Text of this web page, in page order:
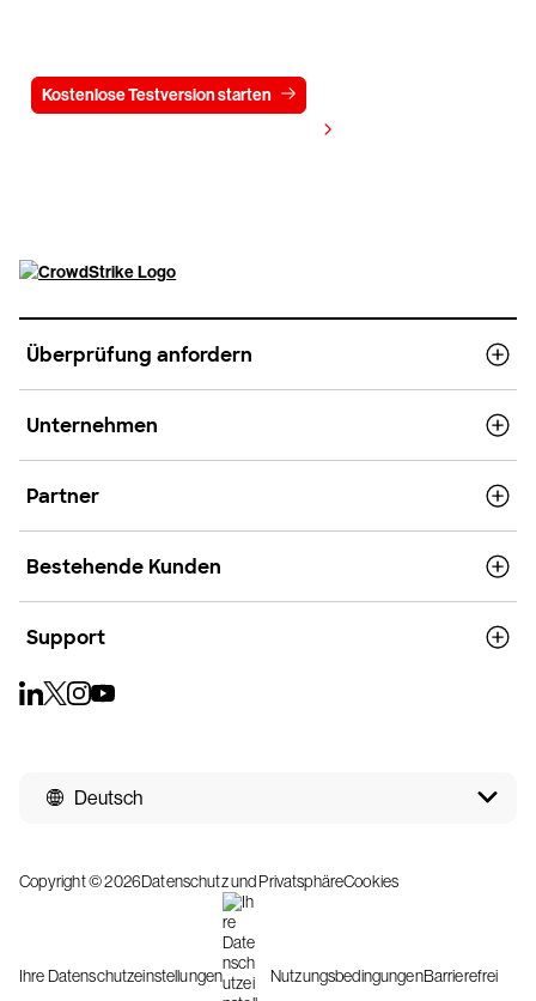
Kostenlose Testversion starten
Überprüfung anfordern
Unternehmen
Partner
Bestehende Kunden
Support
Deutsch
Copyright © 2026Datenschutz und PrivatsphäreCookies
Ihre Datenschutzeinstellungen NutzungsbedingungenBarrierefrei